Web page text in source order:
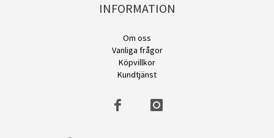
INFORMATION
Om oss
Vanliga frågor
Köpvillkor
Kundtjänst